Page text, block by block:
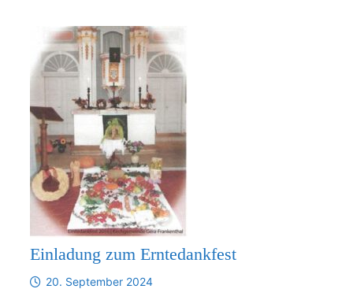
Einladung zum Erntedankfest
20. September 2024